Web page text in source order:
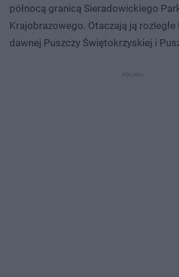
północą granicą Sieradowickiego
Krajobrazowego. Otaczają ją
dawnej Puszczy Świętokrzyskiej i